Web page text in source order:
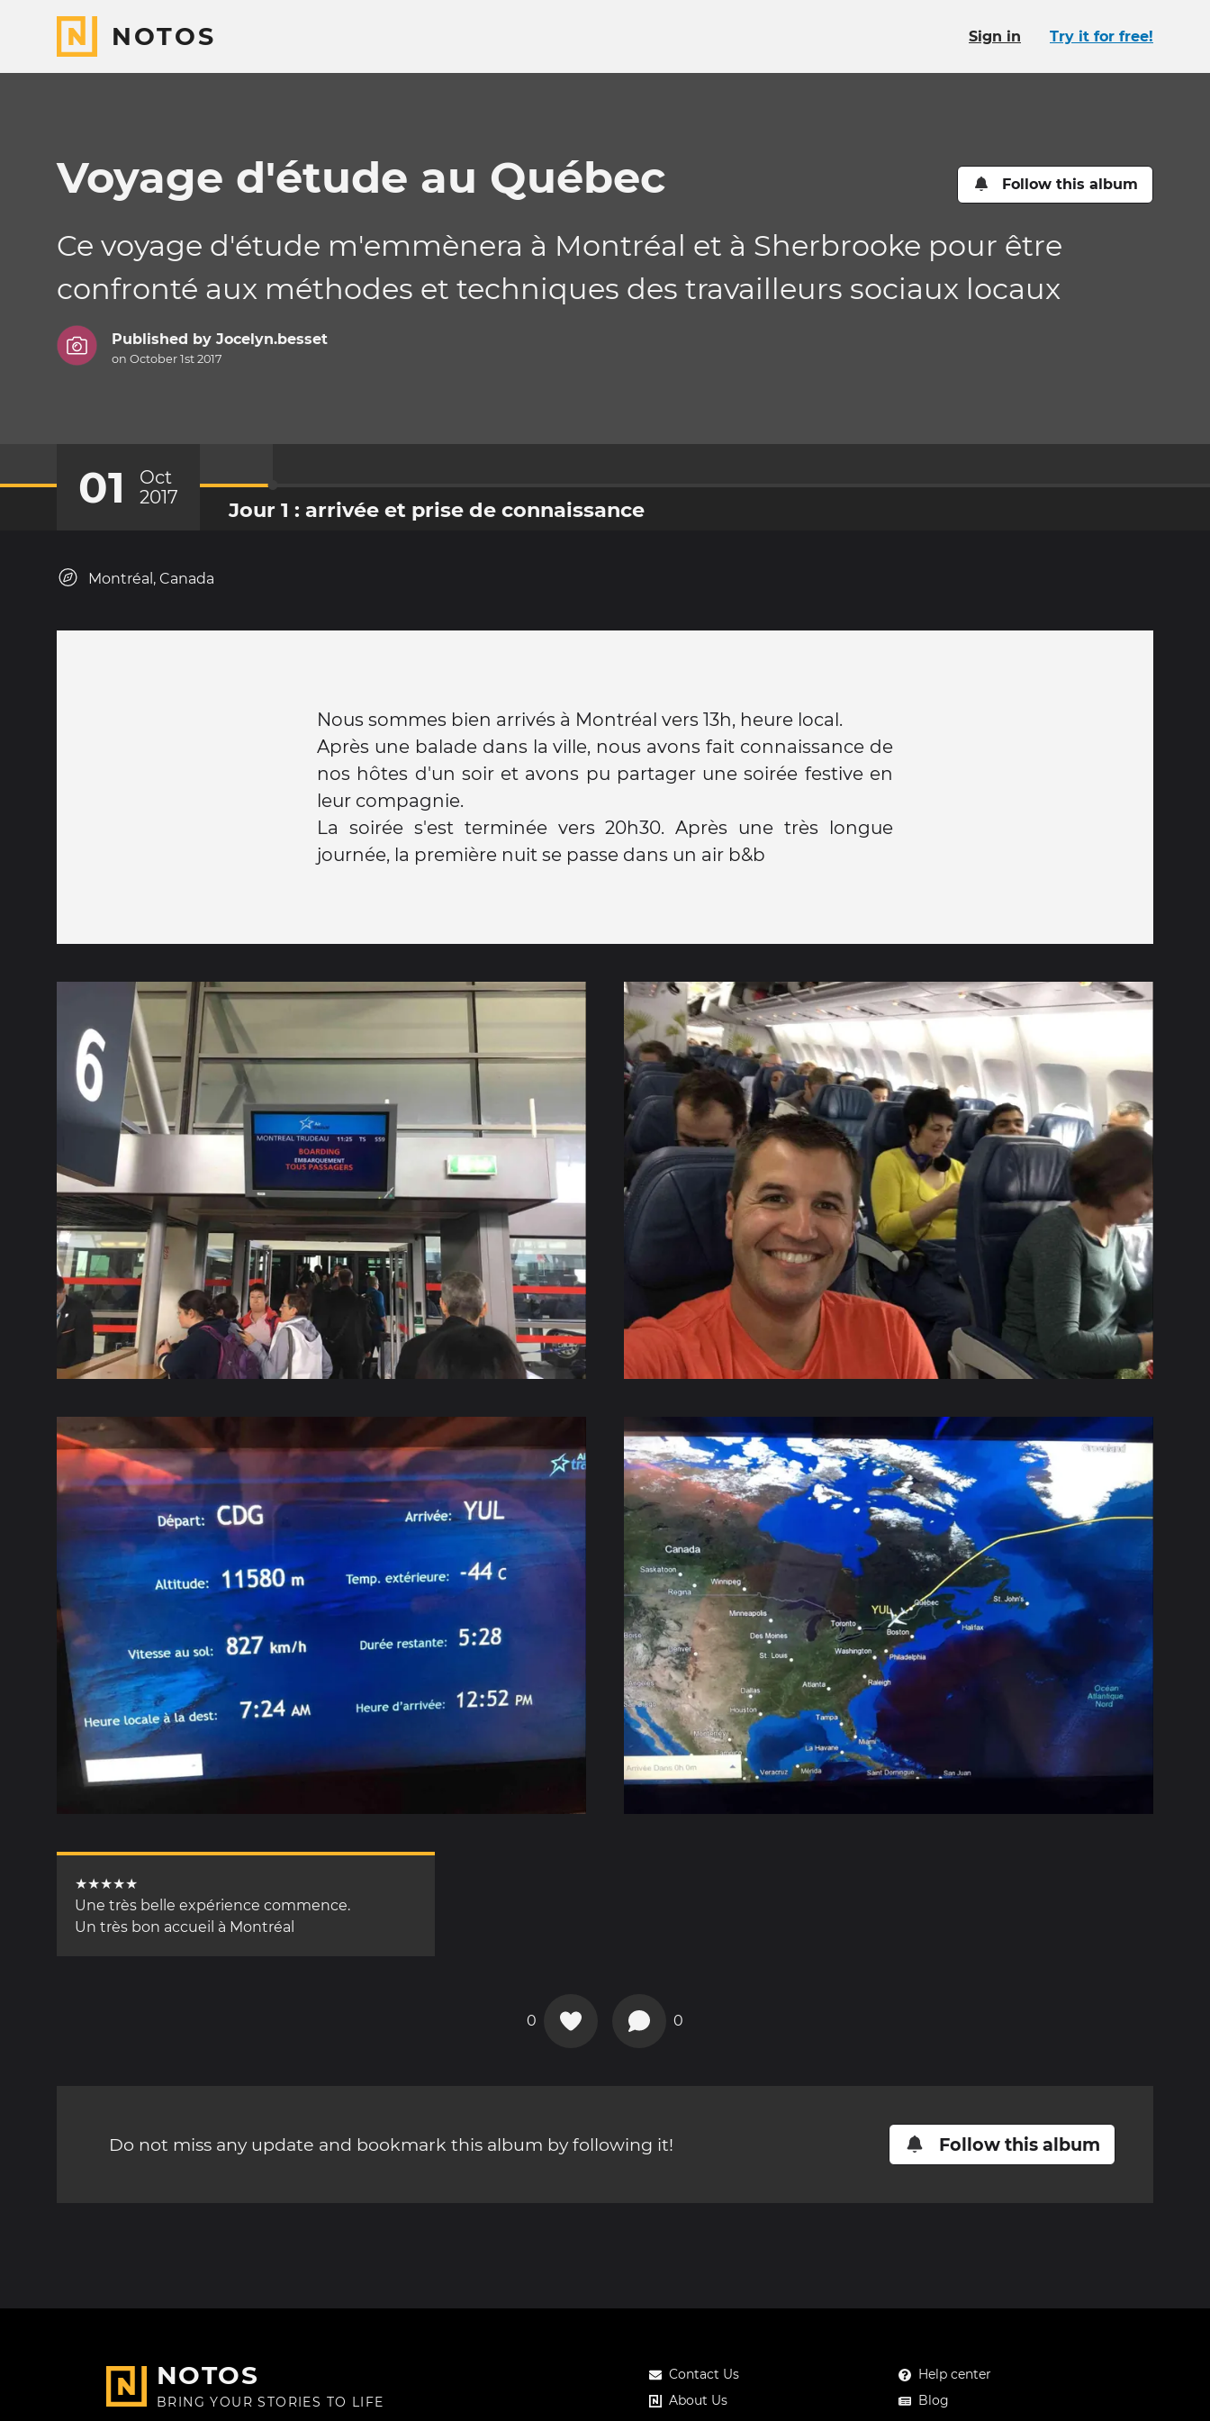
NOTOS Sign in Try it for free!
Voyage d'étude au Québec Follow this album
Ce voyage d'étude m'emmènera à Montréal et à Sherbrooke pour être
confronté aux méthodes et techniques des travailleurs sociaux locaux
Published by Jocelyn.besset
on October 1st 2017
01
Oct
2017
Jour 1 : arrivée et prise de connaissance
Montréal, Canada
Nous sommes bien arrivés à Montréal vers 13h, heure local.
Après une balade dans la ville, nous avons fait connaissance de
nos hôtes d'un soir et avons pu partager une soirée festive en
leur compagnie.
La soirée s'est terminée vers 20h30. Après une très longue
journée, la première nuit se passe dans un air b&b
★★★★★
Une très belle expérience commence.
Un très bon accueil à Montréal
0 0
Do not miss any update and bookmark this album by following it! Follow this album
NOTOS
BRING YOUR STORIES TO LIFE
Contact Us
About Us
Help center
Blog